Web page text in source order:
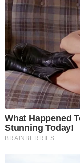
What Happened
Stunning Today!
BRAINBERRIES